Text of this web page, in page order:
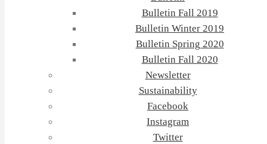
Bulletin Fall 2019
Bulletin Winter 2019
Bulletin Spring 2020
Bulletin Fall 2020
Newsletter
Sustainability
Facebook
Instagram
Twitter